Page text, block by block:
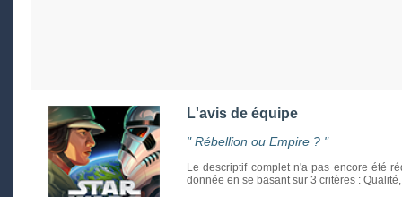
L'avis de équipe
" Rébellion ou Empire ? "
Le descriptif complet n'a pas encore été
donnée en se basant sur 3 critères :